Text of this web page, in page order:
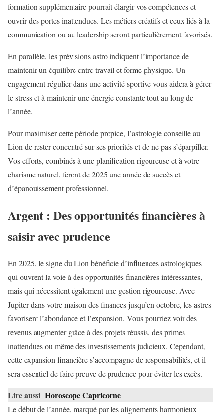
formation supplémentaire pourrait élargir vos compétences et
ouvrir des portes inattendues. Les métiers créatifs et ceux liés à la
communication ou au leadership seront particulièrement favorisés.
En parallèle, les prévisions astro indiquent l’importance de
maintenir un équilibre entre travail et forme physique. Un
engagement régulier dans une activité sportive vous aidera à gérer
le stress et à maintenir une énergie constante tout au long de
l’année.
Pour maximiser cette période propice, l’astrologie conseille au
Lion de rester concentré sur ses priorités et de ne pas s’éparpiller.
Vos efforts, combinés à une planification rigoureuse et à votre
charisme naturel, feront de 2025 une année de succès et
d’épanouissement professionnel.
Argent : Des opportunités financières à
saisir avec prudence
En 2025, le signe du Lion bénéficie d’influences astrologiques
qui ouvrent la voie à des opportunités financières intéressantes,
mais qui nécessitent également une gestion rigoureuse. Avec
Jupiter dans votre maison des finances jusqu’en octobre, les astres
favorisent l’abondance et l’expansion. Vous pourriez voir des
revenus augmenter grâce à des projets réussis, des primes
inattendues ou même des investissements judicieux. Cependant,
cette expansion financière s’accompagne de responsabilités, et il
sera essentiel de faire preuve de prudence pour éviter les excès.
Lire aussi Horoscope Capricorne
Le début de l’année, marqué par les alignements harmonieux